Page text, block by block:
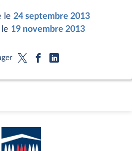
le 24 septembre 2013
19 novembre 2013